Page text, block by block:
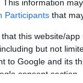
This information
Participants that
that this website/
but not
to Google and its
consent section.
Pompei
la città in